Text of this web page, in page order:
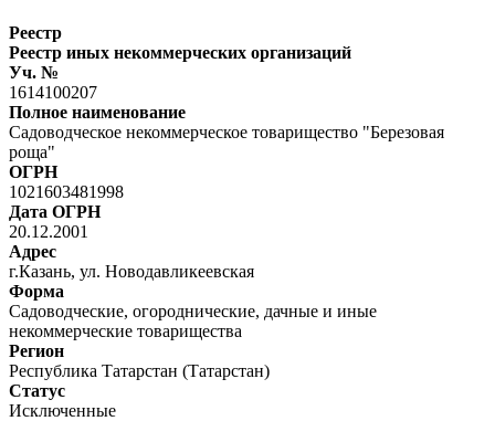
Реестр
Реестр иных некоммерческих организаций
Уч. №
1614100207
Полное наименование
Садоводческое некоммерческое товарищество "Березовая
роща"
ОГРН
1021603481998
Дата ОГРН
20.12.2001
Адрес
г.Казань, ул. Новодавликеевская
Форма
Садоводческие, огороднические, дачные и иные
некоммерческие товарищества
Регион
Республика Татарстан (Татарстан)
Статус
Исключенные